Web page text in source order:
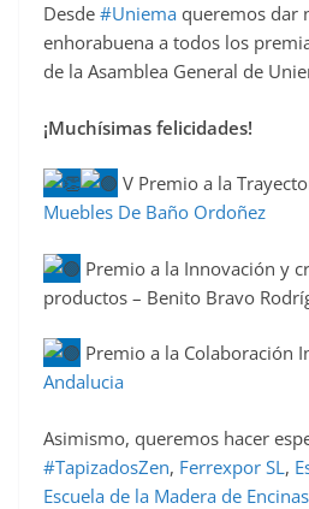
c
e
o
k
Desde #Uniema queremos dar
enhorabuena a todos los
de la Asamblea General de
¡Muchísimas felicidades!
V Premio a la
Muebles De Baño Ordoñez
Premio a la Innovación y
productos – Benito Bravo
Premio a la Colaboración
Andalucia
Asimismo, queremos hacer
#TapizadosZen, Ferrexpor SL,
Escuela de la Madera de